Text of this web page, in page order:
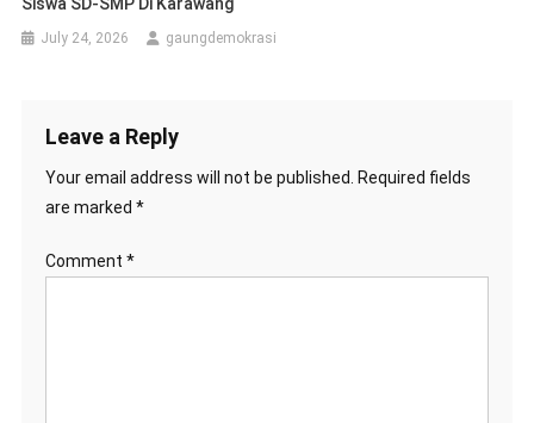
July 24, 2026 gaungdemokrasi
Leave a Reply
Your email address will not be published.
Required fields
are marked *
Comment *